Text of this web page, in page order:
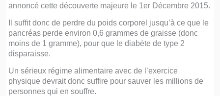
annoncé cette découverte majeure le 1er Décembre 2015.
Il suffit donc de perdre du poids corporel jusqu’à ce que le
pancréas perde environ 0,6 grammes de graisse (donc
moins de 1 gramme), pour que le diabète de type 2
disparaisse.
Un sérieux régime alimentaire avec de l’exercice
physique devrait donc suffire pour sauver les millions de
personnes qui en souffre.